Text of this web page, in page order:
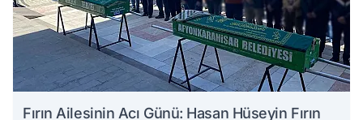
Fırın Ailesinin Acı Günü: Hasan Hüseyin Fırın